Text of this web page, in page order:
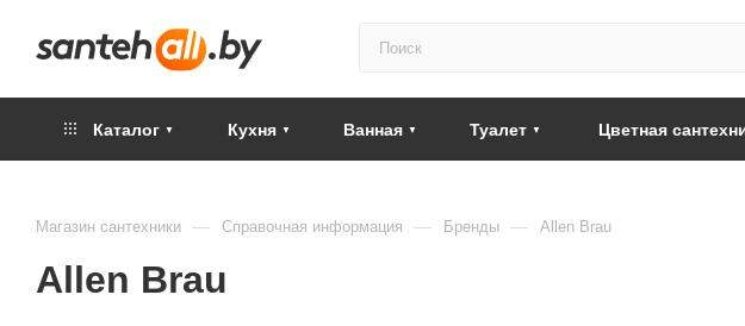
Каталог Кухня Ванная Туалет Цветная
Магазин сантехники — Справочная информация — Бренды — Allen Brau
Allen Brau